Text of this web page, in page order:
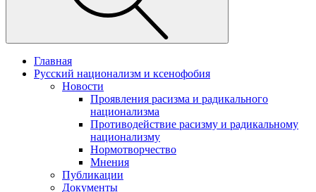
Главная
Русский национализм и ксенофобия
Новости
Проявления расизма и радикального
национализма
Противодействие расизму и радикальному
национализму
Нормотворчество
Мнения
Публикации
Документы